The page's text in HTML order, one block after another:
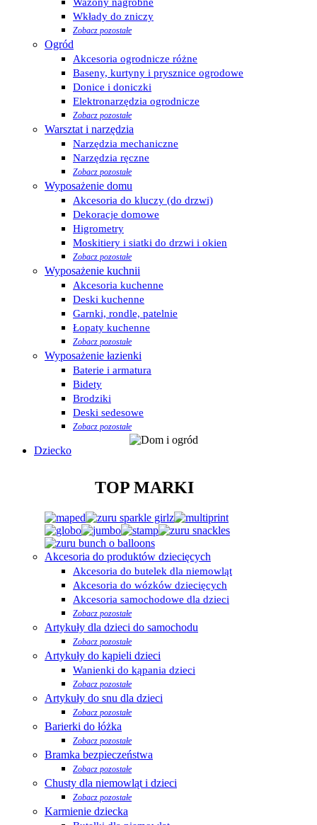
Wkłady do zniczy
Zobacz pozostałe
Ogród
Akcesoria ogrodnicze różne
Baseny, kurtyny i prysznice ogrodowe
Donice i doniczki
Elektronarzędzia ogrodnicze
Zobacz pozostałe
Warsztat i narzędzia
Narzędzia mechaniczne
Narzędzia ręczne
Zobacz pozostałe
Wyposażenie domu
Akcesoria do kluczy (do drzwi)
Dekoracje domowe
Higrometry
Moskitiery i siatki do drzwi i okien
Zobacz pozostałe
Wyposażenie kuchnii
Akcesoria kuchenne
Deski kuchenne
Garnki, rondle, patelnie
Łopaty kuchenne
Zobacz pozostałe
Wyposażenie łazienki
Baterie i armatura
Bidety
Brodziki
Deski sedesowe
Zobacz pozostałe
Dziecko
TOP MARKI
Akcesoria do produktów dziecięcych
Akcesoria do butelek dla niemowląt
Akcesoria do wózków dziecięcych
Akcesoria samochodowe dla dzieci
Zobacz pozostałe
Artykuły dla dzieci do samochodu
Zobacz pozostałe
Artykuły do kąpieli dzieci
Wanienki do kąpania dzieci
Zobacz pozostałe
Artykuły do snu dla dzieci
Zobacz pozostałe
Barierki do łóżka
Zobacz pozostałe
Bramka bezpieczeństwa
Zobacz pozostałe
Chusty dla niemowląt i dzieci
Zobacz pozostałe
Karmienie dziecka